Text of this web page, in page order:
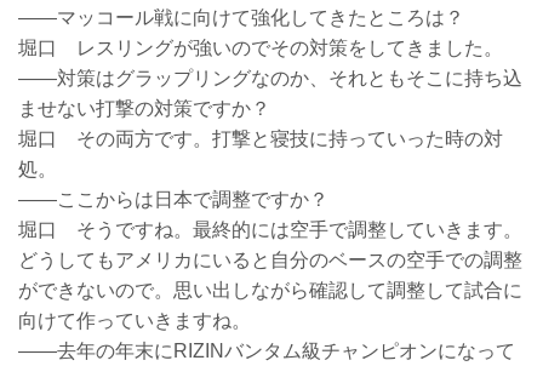
——マッコール戦に向けて強化してきたところは？
堀口 レスリングが強いのでその対策をしてきました。
——対策はグラップリングなのか、それともそこに持ち込
ませない打撃の対策ですか？
堀口 その両方です。打撃と寝技に持っていった時の対
処。
——ここからは日本で調整ですか？
堀口 そうですね。最終的には空手で調整していきます。
どうしてもアメリカにいると自分のベースの空手での調整
ができないので。思い出しながら確認して調整して試合に
向けて作っていきますね。
——去年の年末にRIZINバンタム級チャンピオンになって